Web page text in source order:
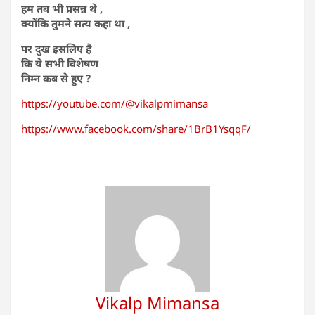
हम तब भी प्रसन्न थे ,
क्योंकि तुमने सत्य कहा था ,
पर दुख इसलिए है
कि ये सभी विशेषण
निम्न कब से हुए ?
https://youtube.com/@vikalpmimansa
https://www.facebook.com/share/1BrB1YsqqF/
Vikalp Mimansa